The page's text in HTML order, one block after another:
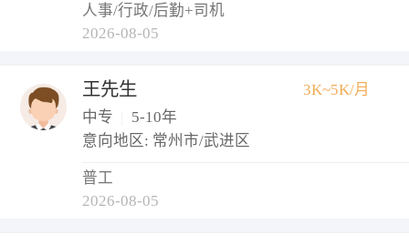
人事/行政/后勤+司机
2026-08-05
王先生
3K~5K/月
中专
5-10年
意向地区: 常州市/武进区
普工
2026-08-05